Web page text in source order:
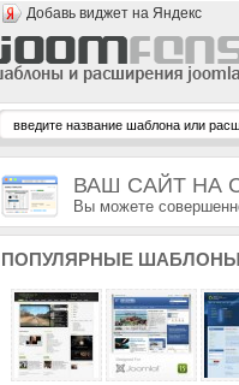
Добавь виджет на Яндекс
ВАШ САЙТ НА
Вы можете
ПОПУЛЯРНЫЕ ШАБЛОНЫ